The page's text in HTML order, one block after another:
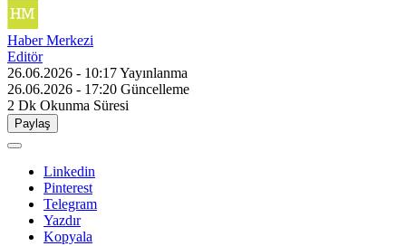
Haber Merkezi
Editör
26.06.2026 - 10:17Yayınlanma
26.06.2026 - 17:20 Güncelleme
2 Dk Okunma Süresi
Paylaş
Linkedin
Pinterest
Telegram
Yazdır
Kopyala